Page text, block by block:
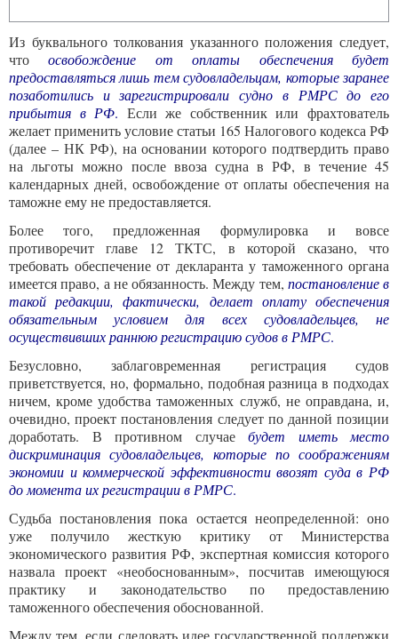
Из буквального толкования указанного положения следует,
что
освобождение от оплаты обеспечения будет
предоставляться лишь тем судовладельцам, которые заранее
позаботились и зарегистрировали судно в РМРС до его
прибытия в РФ. Если же собственник или фрахтователь
желает применить условие статьи 165 Налогового кодекса РФ
(далее – НК РФ), на основании которого подтвердить право
на льготы можно после ввоза судна в РФ, в течение 45
календарных дней, освобождение от оплаты обеспечения на
таможне ему не предоставляется.
Более того, предложенная формулировка и вовсе
противоречит главе 12 ТКТС, в которой сказано, что
требовать обеспечение от декларанта у таможенного органа
имеется право, а не обязанность. Между тем, постановление в
такой редакции, фактически, делает оплату обеспечения
обязательным условием для всех судовладельцев, не
осуществивших раннюю регистрацию судов в РМРС.
Безусловно, заблаговременная регистрация судов
приветствуется, но, формально, подобная разница в подходах
ничем, кроме удобства таможенных служб, не оправдана, и,
очевидно, проект постановления следует по данной позиции
доработать. В противном случае будет иметь место
дискриминация судовладельцев, которые по соображениям
экономии и коммерческой эффективности ввозят суда в РФ
до момента их регистрации в РМРС.
Судьба постановления пока остается неопределенной: оно
уже получило жесткую критику от Министерства
экономического развития РФ, экспертная комиссия которого
назвала проект «необоснованным», посчитав имеющуюся
практику и законодательство по предоставлению
таможенного обеспечения обоснованной.
Между тем, если следовать идее государственной поддержки